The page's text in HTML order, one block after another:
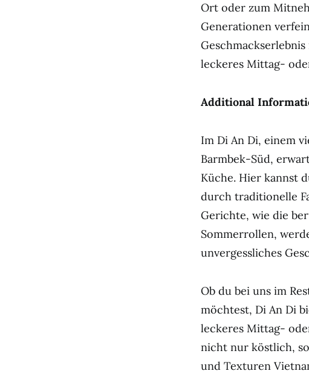
Ort oder zum
Generationen
leckeres Mittag-
Additional
Im Di An Di, einem
Barmbek-Süd,
Küche. Hier kannst
durch traditionelle
Gerichte, wie die
Sommerrollen,
unvergessliches
Ob du bei uns im
möchtest, Di An Di
leckeres Mittag-
nicht nur köstlich,
und Texturen